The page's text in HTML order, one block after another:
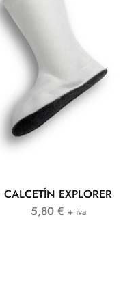
CALCETÍN EXPLORER
5,80 € + iva